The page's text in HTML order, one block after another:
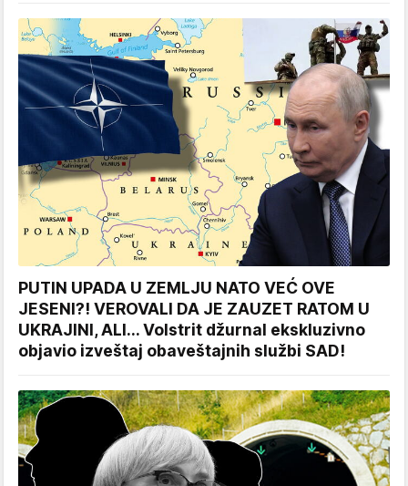
PUTIN UPADA U ZEMLJU NATO VEĆ OVE
JESENI?! VEROVALI DA JE ZAUZET RATOM U
UKRAJINI, ALI... Volstrit džurnal ekskluzivno
objavio izveštaj obaveštajnih službi SAD!